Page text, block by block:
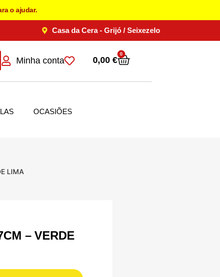
o ajudar.
Casa da Cera - Grijó / Seixezelo
Minha conta 0,00 €
0
OCASIÕES
LIMA
– VERDE